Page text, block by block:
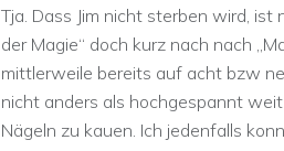
Tja. Dass Jim nicht sterben wird, ist
der Magie“ doch kurz nach nach
mittlerweile bereits auf acht bzw
nicht anders als hochgespannt
Nägeln zu kauen. Ich jedenfalls